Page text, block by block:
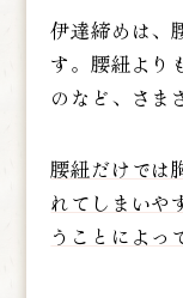
伊達締めは、
す。腰紐より
のなど、さま
腰紐だけでは
れてしまいや
うことによっ